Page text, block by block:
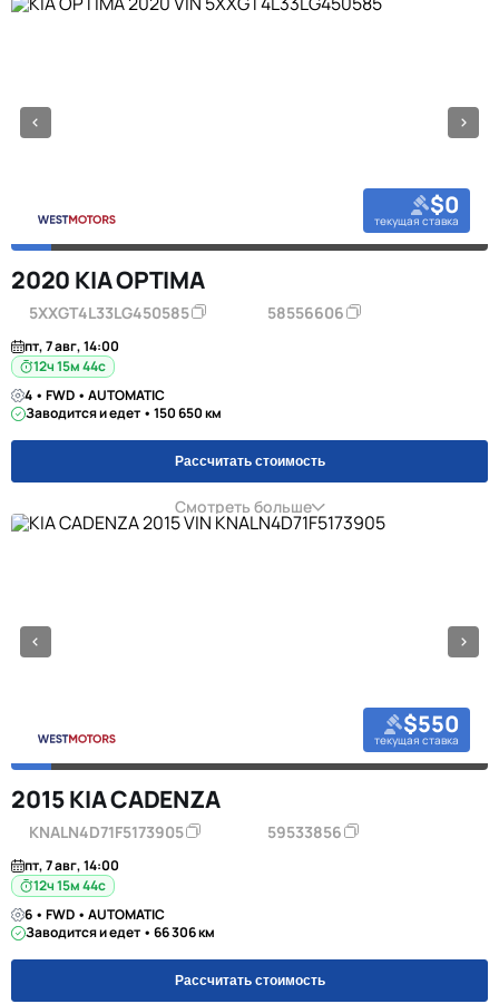
$0
текущая ставка
2020 KIA OPTIMA
5XXGT4L33LG450585 58556606
пт, 7 авг, 14:00
12ч 15м 44с
4 • FWD • AUTOMATIC
Заводится и едет • 150 650 км
Рассчитать стоимость
Смотреть больше
$550
текущая ставка
2015 KIA CADENZA
KNALN4D71F5173905 59533856
пт, 7 авг, 14:00
12ч 15м 44с
6 • FWD • AUTOMATIC
Заводится и едет • 66 306 км
Рассчитать стоимость